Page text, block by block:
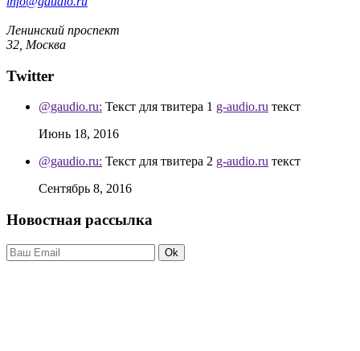
Ленинский проспект
32, Москва
Twitter
@gaudio.ru: Текст для твитера 1 g-audio.ru текст
Июнь 18, 2016
@gaudio.ru: Текст для твитера 2 g-audio.ru текст
Сентябрь 8, 2016
Новостная рассылка
Ok